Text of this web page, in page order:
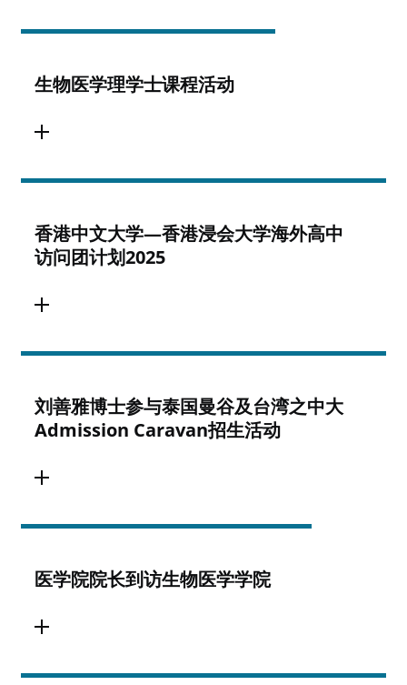
生物医学理学士课程活动
香港中文大学—香港浸会大学海外高中
访问团计划2025
刘善雅博士参与泰国曼谷及台湾之中大
Admission Caravan招生活动
医学院院长到访生物医学学院